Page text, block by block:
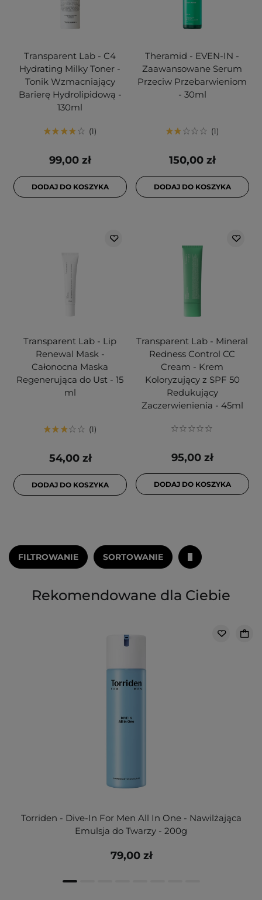
Transparent Lab - C4
Hydrating Milky Toner -
Tonik Wzmacniający
Barierę Hydrolipidową -
130ml
1
99,00 zł
DODAJ DO KOSZYKA
Theramid - EVEN-IN -
Zaawansowane Serum
Przeciw Przebarwieniom
- 30ml
1
150,00 zł
DODAJ DO KOSZYKA
Transparent Lab - Lip
Renewal Mask -
Całonocna Maska
Regenerująca do Ust - 15
ml
1
54,00 zł
DODAJ DO KOSZYKA
Transparent Lab - Mineral
Redness Control CC
Cream - Krem
Koloryzujący z SPF 50
Redukujący
Zaczerwienienia - 45ml
95,00 zł
DODAJ DO KOSZYKA
FILTROWANIE SORTOWANIE
Rekomendowane dla Ciebie
Torriden - Dive-In For Men All In One - Nawilżająca
Emulsja do Twarzy - 200g
79,00 zł